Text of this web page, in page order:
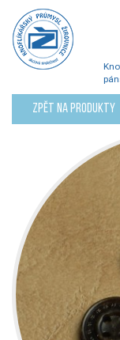
Zpět na produkty